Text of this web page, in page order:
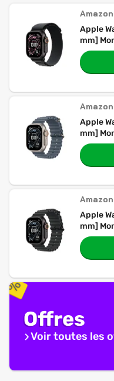
Amazon
Apple
mm]
Boucle
Amazon
Apple
mm]
Bracelet
Amazon
Apple
mm]
Bracelet
Offres
Voir toutes les